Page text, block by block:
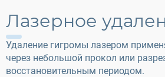
Лазерное
Удаление гигромы лазером
через небольшой прокол или
восстановительным периодом.